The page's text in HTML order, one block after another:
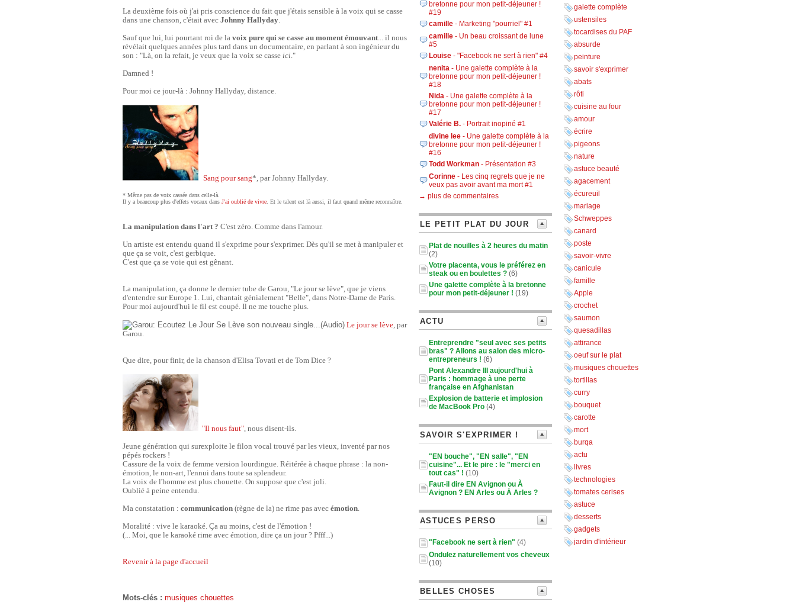
La deuxième fois où j'ai pris conscience du fait que j'étais sensible à la voix qui se casse
dans une chanson, c'était avec Johnny Hallyday
Sauf que lui, lui pourtant roi de la voix pure qui se casse au moment émouvant ... il nous
révélait quelques années plus tard dans un documentaire, en parlant à son ingénieur du
son : "Là, on la refait, je veux que la voix se casse ici ."
Damned !
Pour moi ce jour-là : Johnny Hallyday, distance.
Sang pour sang*, par Johnny Hallyday.
* Même pas de voix cassée dans celle-là.
Il y a beaucoup plus d'effets vocaux dans J'ai oublié de vivre . Et le talent est là aussi, il faut quand même reconnaître.
La manipulation dans l'art ? C'est zéro. Comme dans l'amour.
Un artiste est entendu quand il s'exprime pour s'exprimer. Dès qu'il se met à manipuler et
que ça se voit, c'est gerbique.
C'est que ça se voie qui est gênant.
La manipulation, ça donne le dernier tube de Garou, "Le jour se lève", que je viens
d'entendre sur Europe 1. Lui, chantait génialement "Belle", dans Notre-Dame de Paris.
Pour moi aujourd'hui le fil est coupé. Il ne me touche plus.
Le jour se lève , par
Garou.
Que dire, pour finir, de la chanson d'Elisa Tovati et de Tom Dice ?
"Il nous faut" , nous disent-ils.
Jeune génération qui surexploite le filon vocal trouvé par les vieux, inventé par nos
pépés rockers !
Cassure de la voix de femme version lourdingue. Réitérée à chaque phrase : la non-
émotion, le non-art, l'ennui dans toute sa splendeur.
La voix de l'homme est plus chouette. On suppose que c'est joli.
Oublié à peine entendu.
Ma constatation : communication (règne de la) ne rime pas avec émotion
Moralité : vive le karaoké. Ça au moins, c'est de l'émotion !
(... Moi, que le karaoké rime avec émotion, dire ça un jour ? Pfff...)
Revenir à la page d'accueil
Mots-clés : musiques chouettes
bretonne pour mon petit-déjeuner !
#19
camille - Marketing "pourriel" #1
camille - Un beau croissant de lune
#5
Louise - "Facebook ne sert à rien" #4
nenita - Une galette complète à la
bretonne pour mon petit-déjeuner !
#18
Nida - Une galette complète à la
bretonne pour mon petit-déjeuner !
#17
Valérie B. - Portrait inopiné #1
divine lee - Une galette complète à la
bretonne pour mon petit-déjeuner !
#16
Todd Workman - Présentation #3
Corinne - Les cinq regrets que je ne
veux pas avoir avant ma mort #1
→ plus de commentaires
LE PETIT PLAT DU JOUR
Plat de nouilles à 2 heures du matin
(2)
Votre placenta, vous le préférez en
steak ou en boulettes ? (6)
Une galette complète à la bretonne
pour mon petit-déjeuner ! (19)
ACTU
Entreprendre "seul avec ses petits
bras" ? Allons au salon des micro-
entrepreneurs ! (6)
Pont Alexandre III aujourd'hui à
Paris : hommage à une perte
française en Afghanistan
Explosion de batterie et implosion
de MacBook Pro (4)
SAVOIR S'EXPRIMER !
"EN bouche", "EN salle", "EN
cuisine"... Et le pire : le "merci en
tout cas" ! (10)
Faut-il dire EN Avignon ou À
Avignon ? EN Arles ou À Arles ?
ASTUCES PERSO
"Facebook ne sert à rien" (4)
Ondulez naturellement vos cheveux
(10)
BELLES CHOSES
galette complète
ustensiles
tocardises du PAF
absurde
peinture
savoir s'exprimer
abats
rôti
cuisine au four
amour
écrire
pigeons
nature
astuce beauté
agacement
écureuil
mariage
Schweppes
canard
poste
savoir-vivre
canicule
famille
Apple
crochet
saumon
quesadillas
attirance
oeuf sur le plat
musiques chouettes
tortillas
curry
bouquet
carotte
mort
burqa
actu
livres
technologies
tomates cerises
astuce
desserts
gadgets
jardin d'intérieur